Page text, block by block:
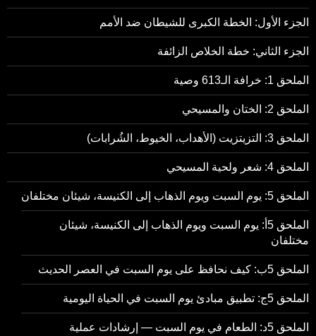
الجزء الأول: الخطة الكبرى للشيطان ضد الأمم
الجزء الثاني: خطة الخلاص الزائفة
الملحق 1: خرافة الـ613 وصية
الملحق 2: الختان والمسيحي
الملحق 3: التزيتزيت (الأهداب، الخيوط، الشُرابات)
الملحق 4: شعر ولحية المسيحي
الملحق 5: يوم السبت ويوم الذهاب إلى الكنيسة، شيئان مختلفان
الملحق 5أ: يوم السبت ويوم الذهاب إلى الكنيسة، شيئان
مختلفان
الملحق 5ب: كيف نحافظ على يوم السبت في العصر الحديث
الملحق 5ج: تطبيق مبادئ يوم السبت في الحياة اليومية
الملحق 5د: الطعام في يوم السبت — إرشادات عملية